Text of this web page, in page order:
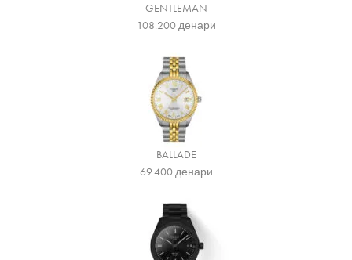
GENTLEMAN
108.200денари
BALLADE
69.400денари